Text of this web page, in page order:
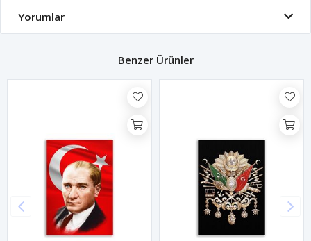
Yorumlar
Benzer Ürünler